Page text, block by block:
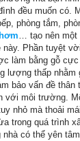
đều muốn có.
phòng tắm,
… tạo nên một
này. Phần tuyệt
làm bằng gỗ
lượng thấp nhằm
bảo vấn đề
với môi trường.
nhỏ mà thoải
trong quá trình
có thể yên